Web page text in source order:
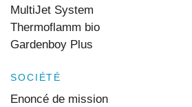
MultiJet System
Thermoflamm bio
Gardenboy Plus
SOCIÉTÉ
Enoncé de mission